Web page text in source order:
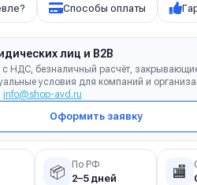
Способы оплаты
лиц и B2B
с НДС, безналичный расчёт,
условия для компаний и
info@shop-avd.ru
Оформить заявку
📦 По РФ
2–5 дней 🏬